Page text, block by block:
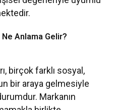
Ne Anlama Gelir?
birçok farklı sosyal,
bir araya gelmesiyle
Markanın